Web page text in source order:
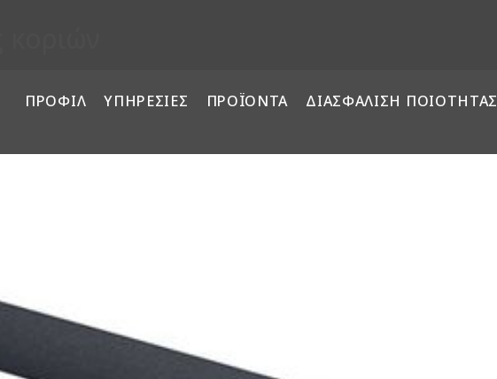
ΠΡΟΦΙΛ ΥΠΗΡΕΣΙΕΣ ΠΡΟΪΟΝΤΑ ΔΙΑΣΦΑΛΙΣΗ ΠΟΙΟΤΗΤΑΣ